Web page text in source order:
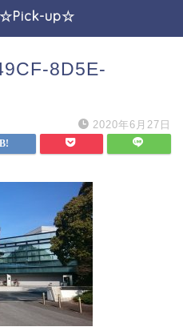
up☆
8D5E-
2020年6月27日